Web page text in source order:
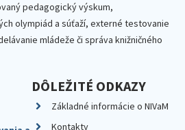
pedagogický výskum,
olympiád a súťaží, externé testovanie
mládeže či správa knižničného
DÔLEŽITÉ ODKAZY
Základné informácie o NIVaM
Kontakty